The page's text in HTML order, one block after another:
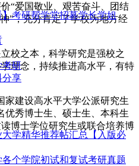
“爱国敬业、艰苦奋斗、团结
”，充分肯定了学校为地方经
之本，科学研究是强校之
理念，持续推进高水平，有特
建设高水平大学公派研究生
优秀博士生、硕士生、本科生
博士学位研究生或联合培养博
考研帮学堂招募学长学姐
考研
分享
大学精华推荐帖汇总【入版必
个学院初试和复试考研真题